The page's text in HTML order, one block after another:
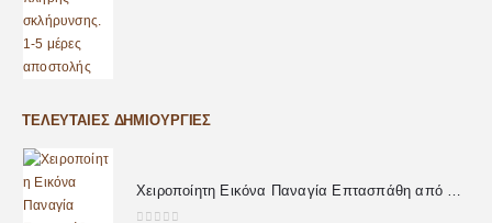
ΤΕΛΕΥΤΑΊΕΣ ΔΗΜΙΟΥΡΓΊΕΣ
Χειροποίητη Εικόνα Παναγία Επτασπάθη από Υγρό Γυαλί